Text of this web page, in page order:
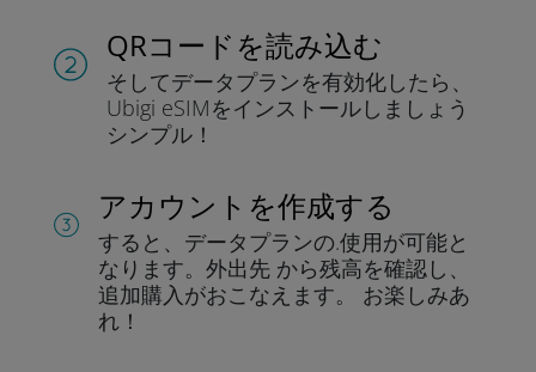
QRコードを読み込む
そしてデータプランを有効化したら、
Ubigi eSIMをインストールしま しょう
シンプル！
アカウントを作成する
すると、データプランの.使用が可能と
なります。 外出先 から残高を確認し、
追加購入がおこなえます。
お楽しみあ
れ！